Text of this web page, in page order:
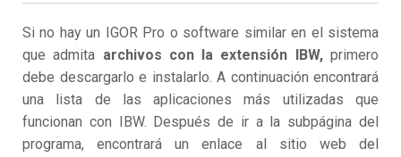
Si no hay un IGOR Pro o software similar en el sistema
que admita archivos con la extensión IBW,primero
debe descargarlo e instalarlo. A continuación encontrará
una lista de las aplicaciones más utilizadas que
funcionan con IBW. Después de ir a la subpágina del
programa, encontrará un enlace al sitio web del